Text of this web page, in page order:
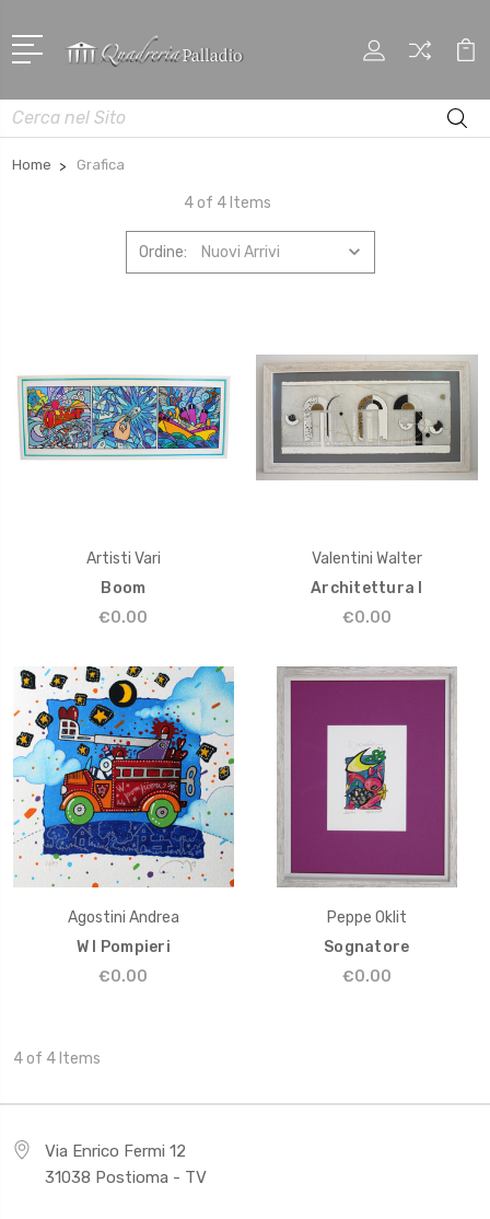
Cerca
Home Grafica
4 of 4 Items
Ordine:
Artisti Vari
Boom
€0.00
Valentini Walter
Architettura I
€0.00
Agostini Andrea
W I Pompieri
€0.00
Peppe Oklit
Sognatore
€0.00
4 of 4 Items
Via Enrico Fermi 12
31038 Postioma - TV